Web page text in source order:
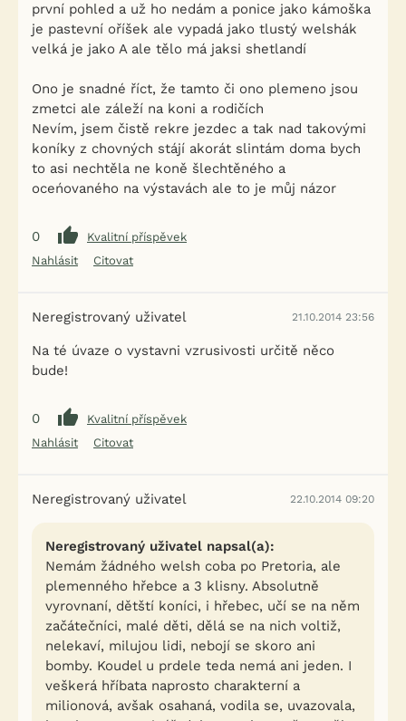
první pohled a už ho nedám a ponice jako kámoška
je pastevní oříšek ale vypadá jako tlustý welshák
velká je jako A ale tělo má jaksi shetlandí
Ono je snadné říct, že tamto či ono plemeno jsou
zmetci ale záleží na koni a rodičích
Nevím, jsem čistě rekre jezdec a tak nad takovými
koníky z chovných stájí akorát slintám doma bych
to asi nechtěla ne koně šlechtěného a
oceńovaného na výstavách ale to je můj názor
0
Kvalitní příspěvek
Nahlásit
Citovat
Neregistrovaný uživatel 21.10.2014 23:56
Na té úvaze o vystavni vzrusivosti určitě něco
bude!
0
Kvalitní příspěvek
Nahlásit
Citovat
Neregistrovaný uživatel 22.10.2014 09:20
Neregistrovaný uživatel napsal(a):
Nemám žádného welsh coba po Pretoria, ale
plemenného hřebce a 3 klisny. Absolutně
vyrovnaní, dětští koníci, i hřebec, učí se na něm
začátečníci, malé děti, dělá se na nich voltiž,
nelekaví, milujou lidi, nebojí se skoro ani
bomby. Koudel u prdele teda nemá ani jeden. I
veškerá hříbata naprosto charakterní a
milionová, avšak osahaná, vodila se, uvazovala,